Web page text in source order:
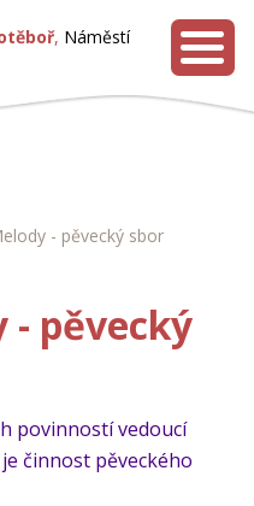
, Náměstí
MENU
- pěvecký sbor
- pěvecký
povinností vedoucí
činnost pěveckého